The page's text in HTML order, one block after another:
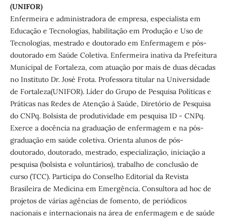
(UNIFOR)
Enfermeira e administradora de empresa, especialista em
Educação e Tecnologias, habilitação em Produção e Uso de
Tecnologias, mestrado e doutorado em Enfermagem e pós-
doutorado em Saúde Coletiva. Enfermeira inativa da Prefeitura
Municipal de Fortaleza, com atuação por mais de duas décadas
no Instituto Dr. José Frota. Professora titular na Universidade
de Fortaleza(UNIFOR). Líder do Grupo de Pesquisa Políticas e
Práticas nas Redes de Atenção à Saúde, Diretório de Pesquisa
do CNPq. Bolsista de produtividade em pesquisa 1D - CNPq.
Exerce a docência na graduação de enfermagem e na pós-
graduação em saúde coletiva. Orienta alunos de pós-
doutorado, doutorado, mestrado, especialização, iniciação a
pesquisa (bolsista e voluntários), trabalho de conclusão de
curso (TCC). Participa do Conselho Editorial da Revista
Brasileira de Medicina em Emergência. Consultora ad hoc de
projetos de várias agências de fomento, de periódicos
nacionais e internacionais na área de enfermagem e de saúde